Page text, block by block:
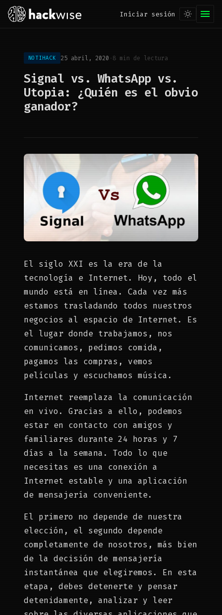
Iniciar sesión
NOTIHACK 25 abril, 2020 ·8 min de lectura
Signal vs. WhatsApp vs.
Utopia: ¿Quién es el obvio
ganador?
El siglo XXI es la era de la
tecnología e Internet. Hoy, todo el
mundo está en línea. Cada vez más
estamos trasladando todos nuestros
negocios al espacio de Internet. Es
el lugar donde trabajamos, nos
comunicamos, pedimos comida,
pagamos las compras, vemos
películas y escuchamos música.
Internet reemplaza la comunicación
en vivo. Gracias a ello, podemos
estar en contacto con amigos y
familiares durante 24 horas y 7
días a la semana. Todo lo que
necesitas es una conexión a
Internet estable y una aplicación
de mensajería conveniente.
El primero no depende de nuestra
elección, el segundo depende
completamente de nosotros, más bien
de la decisión de mensajería
instantánea que elegiremos. En esta
etapa, debes detenerte y pensar
detenidamente, analizar y leer